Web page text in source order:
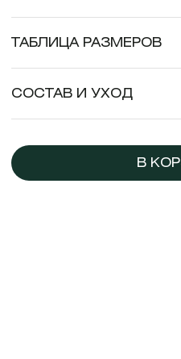
ТАБЛИЦА РАЗМЕРОВ
СОСТАВ И УХОД
В